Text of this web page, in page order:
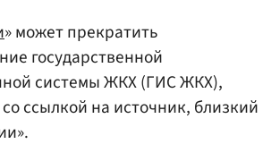
» может прекратить
государственной
системы ЖКХ (ГИС ЖКХ),
со ссылкой на источник, близкий